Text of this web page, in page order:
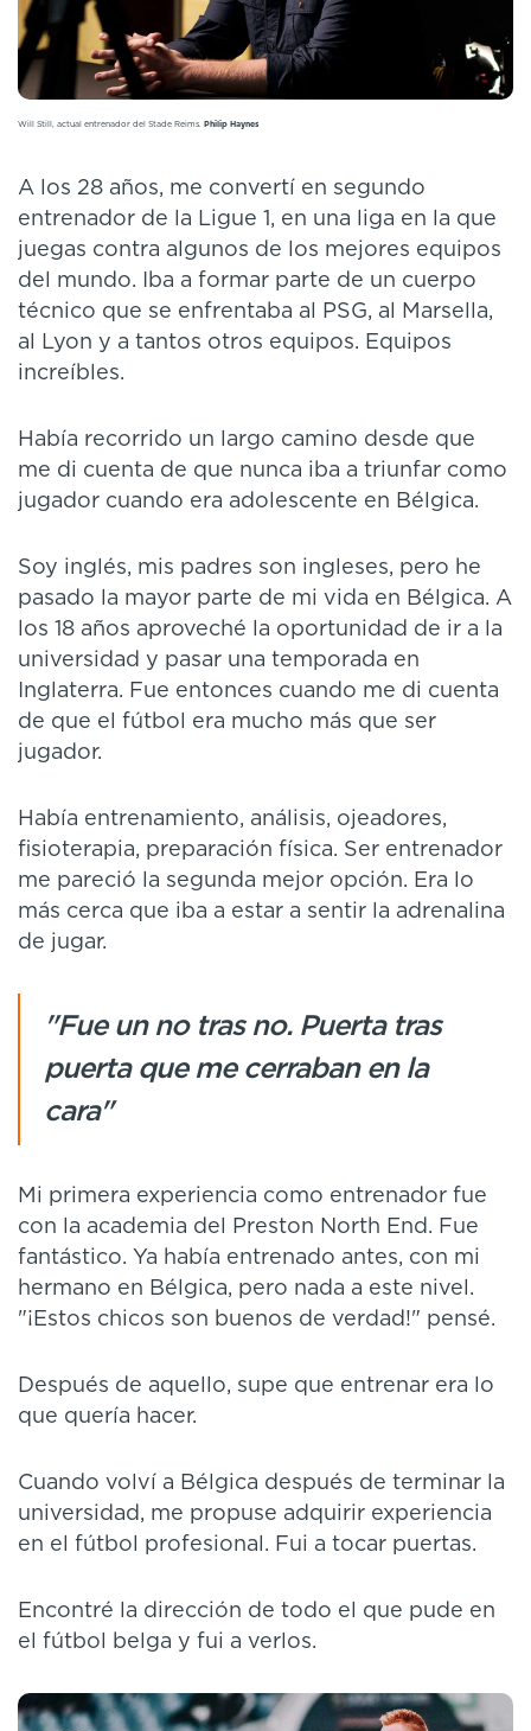
Will Still, actual entrenador del Stade Reims. Philip Haynes
A los 28 años, me convertí en segundo
entrenador de la Ligue 1, en una liga en la que
juegas contra algunos de los mejores equipos
del mundo. Iba a formar parte de un cuerpo
técnico que se enfrentaba al PSG, al Marsella,
al Lyon y a tantos otros equipos. Equipos
increíbles.
Había recorrido un largo camino desde que
me di cuenta de que nunca iba a triunfar como
jugador cuando era adolescente en Bélgica.
Soy inglés, mis padres son ingleses, pero he
pasado la mayor parte de mi vida en Bélgica. A
los 18 años aproveché la oportunidad de ir a la
universidad y pasar una temporada en
Inglaterra. Fue entonces cuando me di cuenta
de que el fútbol era mucho más que ser
jugador.
Había entrenamiento, análisis, ojeadores,
fisioterapia, preparación física. Ser entrenador
me pareció la segunda mejor opción. Era lo
más cerca que iba a estar a sentir la adrenalina
de jugar.
"Fue un no tras no. Puerta tras
puerta que me cerraban en la
cara"
Mi primera experiencia como entrenador fue
con la academia del Preston North End. Fue
fantástico. Ya había entrenado antes, con mi
hermano en Bélgica, pero nada a este nivel.
"¡Estos chicos son buenos de verdad!" pensé.
Después de aquello, supe que entrenar era lo
que quería hacer.
Cuando volví a Bélgica después de terminar la
universidad, me propuse adquirir experiencia
en el fútbol profesional. Fui a tocar puertas.
Encontré la dirección de todo el que pude en
el fútbol belga y fui a verlos.